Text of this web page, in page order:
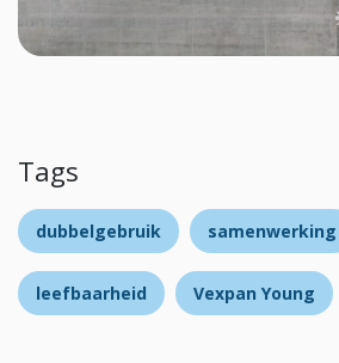
Tags
dubbelgebruik samenwerking
leefbaarheid Vexpan Young